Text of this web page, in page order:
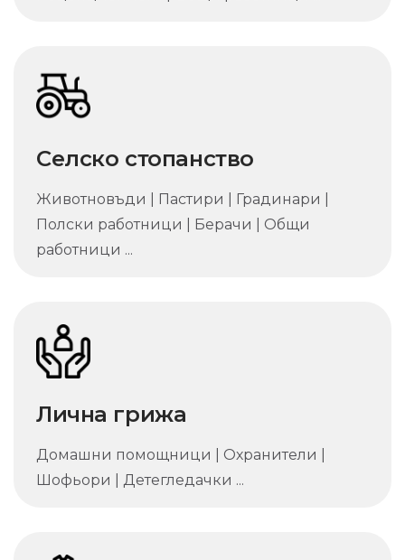
Селско стопанство
Животновъди | Пастири | Градинари |
Полски работници | Берачи | Общи
работници ...
Лична грижа
Домашни помощници | Охранители |
Шофьори | Детегледачки ...